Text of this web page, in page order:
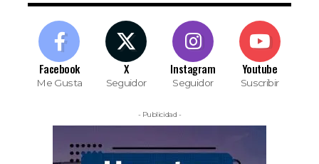
Facebook
Me Gusta
X
Seguidor
Instagram
Seguidor
Youtube
Suscribir
- Publicidad -